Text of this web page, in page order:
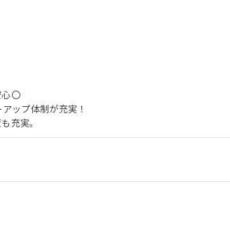
〇
ップ体制が充実！
充実。